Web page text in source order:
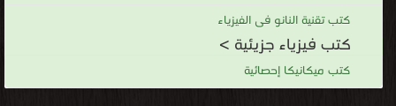
كتب تقنية النانو فى الفيزياء
كتب فيزياء جزيئية >
كتب ميكانيكا إحصائية